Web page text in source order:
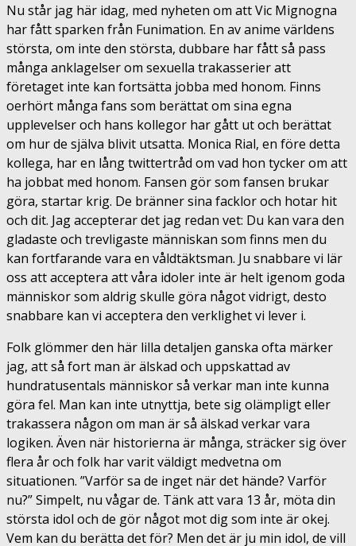
Nu står jag här idag, med nyheten om att Vic Mignogna
har fått sparken från Funimation. En av anime världens
största, om inte den största, dubbare har fått så pass
många anklagelser om sexuella trakasserier att
företaget inte kan fortsätta jobba med honom. Finns
oerhört många fans som berättat om sina egna
upplevelser och hans kollegor har gått ut och berättat
om hur de själva blivit utsatta. Monica Rial, en före detta
kollega, har en lång twittertråd om vad hon tycker om att
ha jobbat med honom. Fansen gör som fansen brukar
göra, startar krig. De bränner sina facklor och hotar hit
och dit. Jag accepterar det jag redan vet: Du kan vara den
gladaste och trevligaste människan som finns men du
kan fortfarande vara en våldtäktsman. Ju snabbare vi lär
oss att acceptera att våra idoler inte är helt igenom goda
människor som aldrig skulle göra något vidrigt, desto
snabbare kan vi acceptera den verklighet vi lever i.
Folk glömmer den här lilla detaljen ganska ofta märker
jag, att så fort man är älskad och uppskattad av
hundratusentals människor så verkar man inte kunna
göra fel. Man kan inte utnyttja, bete sig olämpligt eller
trakassera någon om man är så älskad verkar vara
logiken. Även när historierna är många, sträcker sig över
flera år och folk har varit väldigt medvetna om
situationen. ”Varför sa de inget när det hände? Varför
nu?” Simpelt, nu vågar de. Tänk att vara 13 år, möta din
största idol och de gör något mot dig som inte är okej.
Vem kan du berätta det för? Men det är ju min idol, de vill